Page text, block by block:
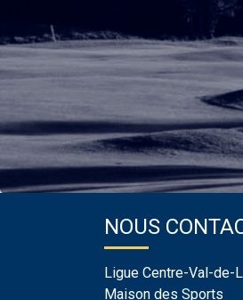
NOUS
Ligue Centre-Val-de-
Maison des Sports